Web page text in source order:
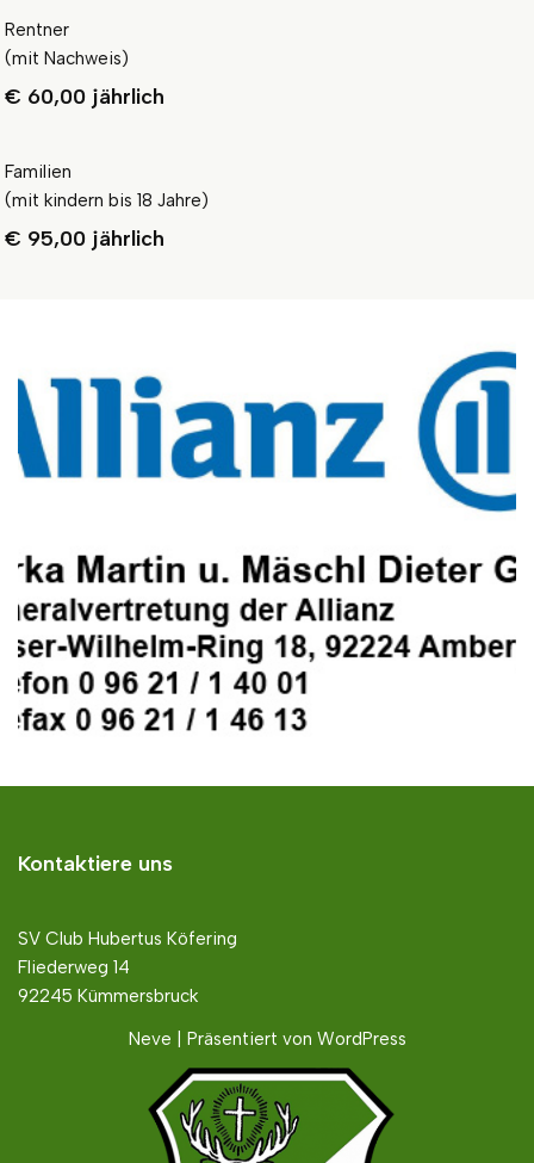
Rentner
(mit Nachweis)
€ 60,00 jährlich
Familien
(mit kindern bis 18 Jahre)
€ 95,00 jährlich
Kontaktiere uns
SV Club Hubertus Köfering
Fliederweg 14
92245 Kümmersbruck
Neve | Präsentiert von WordPress